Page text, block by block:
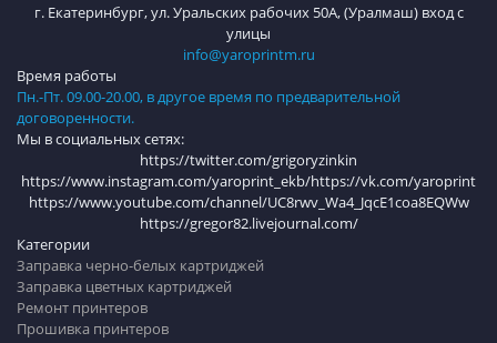
г. Екатеринбург, ул. Уральских рабочих 50А, (Уралмаш) вход с
улицы
info@yaroprintm.ru
Категории
Заправка черно-белых картриджей
Заправка цветных картриджей
Ремонт принтеров
Прошивка принтеров
Время работы
Пн.-Пт. 09.00-20.00, в другое время по предварительной
договоренности.
Мы в социальных сетях:
https://twitter.com/grigoryzinkin
https://www.instagram.com/yaroprint_ekb/https://vk.com/yaroprint
https://www.youtube.com/channel/UC8rwv_Wa4_JqcE1coa8EQWw
https://gregor82.livejournal.com/